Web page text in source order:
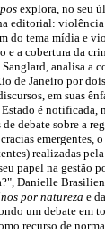
explora, no seu
editorial:
do tema mídia e
e a cobertura da
analisa a
de Janeiro por
em suas
é notificada,
debate sobre a
emergentes,
realizadas
papel na gestão
Danielle
por natureza e
um debate em
recurso de